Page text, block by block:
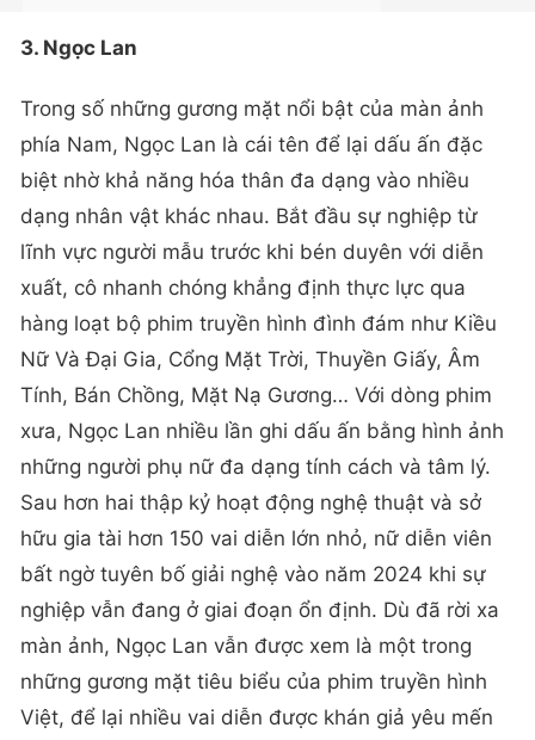
3. Ngọc Lan
Trong số những gương mặt nổi bật của màn ảnh
phía Nam, Ngọc Lan là cái tên để lại dấu ấn đặc
biệt nhờ khả năng hóa thân đa dạng vào nhiều
dạng nhân vật khác nhau. Bắt đầu sự nghiệp từ
lĩnh vực người mẫu trước khi bén duyên với diễn
xuất, cô nhanh chóng khẳng định thực lực qua
hàng loạt bộ phim truyền hình đình đám như Kiều
Nữ Và Đại Gia, Cổng Mặt Trời, Thuyền Giấy, Âm
Tính, Bán Chồng, Mặt Nạ Gương… Với dòng phim
xưa, Ngọc Lan nhiều lần ghi dấu ấn bằng hình ảnh
những người phụ nữ đa dạng tính cách và tâm lý.
Sau hơn hai thập kỷ hoạt động nghệ thuật và sở
hữu gia tài hơn 150 vai diễn lớn nhỏ, nữ diễn viên
bất ngờ tuyên bố giải nghệ vào năm 2024 khi sự
nghiệp vẫn đang ở giai đoạn ổn định. Dù đã rời xa
màn ảnh, Ngọc Lan vẫn được xem là một trong
những gương mặt tiêu biểu của phim truyền hình
Việt, để lại nhiều vai diễn được khán giả yêu mến